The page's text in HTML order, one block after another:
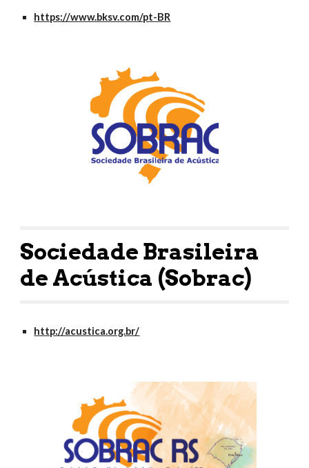
https://www.bksv.com/pt-BR
Sociedade Brasileira
de Acústica (Sobrac)
http://acustica.org.br/